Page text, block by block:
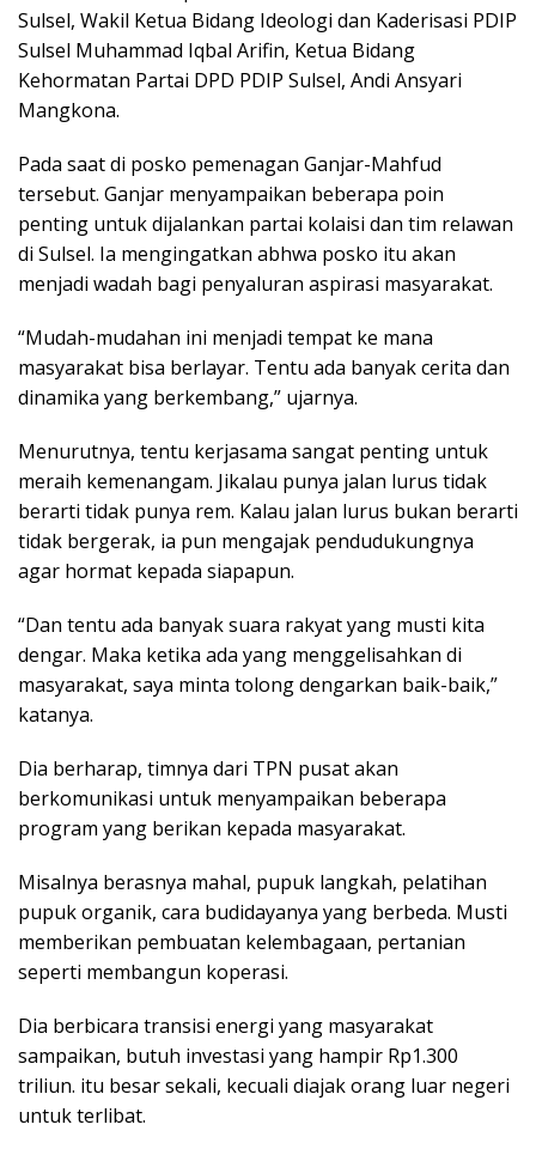
Sulsel, Wakil Ketua Bidang Ideologi dan Kaderisasi PDIP
Sulsel Muhammad Iqbal Arifin, Ketua Bidang
Kehormatan Partai DPD PDIP Sulsel, Andi Ansyari
Mangkona.
Pada saat di posko pemenagan Ganjar-Mahfud
tersebut. Ganjar menyampaikan beberapa poin
penting untuk dijalankan partai kolaisi dan tim relawan
di Sulsel. Ia mengingatkan abhwa posko itu akan
menjadi wadah bagi penyaluran aspirasi masyarakat.
“Mudah-mudahan ini menjadi tempat ke mana
masyarakat bisa berlayar. Tentu ada banyak cerita dan
dinamika yang berkembang,” ujarnya.
Menurutnya, tentu kerjasama sangat penting untuk
meraih kemenangam. Jikalau punya jalan lurus tidak
berarti tidak punya rem. Kalau jalan lurus bukan berarti
tidak bergerak, ia pun mengajak pendudukungnya
agar hormat kepada siapapun.
“Dan tentu ada banyak suara rakyat yang musti kita
dengar. Maka ketika ada yang menggelisahkan di
masyarakat, saya minta tolong dengarkan baik-baik,”
katanya.
Dia berharap, timnya dari TPN pusat akan
berkomunikasi untuk menyampaikan beberapa
program yang berikan kepada masyarakat.
Misalnya berasnya mahal, pupuk langkah, pelatihan
pupuk organik, cara budidayanya yang berbeda. Musti
memberikan pembuatan kelembagaan, pertanian
seperti membangun koperasi.
Dia berbicara transisi energi yang masyarakat
sampaikan, butuh investasi yang hampir Rp1.300
triliun. itu besar sekali, kecuali diajak orang luar negeri
untuk terlibat.